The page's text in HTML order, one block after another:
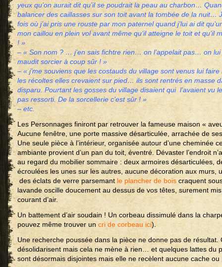
yeux qu’on aurait dit qu’il se poudrait la peau au charbon…
balancer des caillasses sur son toit avant la tombée de la nuit…
fois où j’ai pris une rouste par mon paternel quand j’lui ai dit
mon caillou en plein vol avant même qu’il atteigne le toit et qu’il
! »
– « Son nom ? … j’en sais fichtre rien… on l’appelait pas… on
maudit sorcier à coup sûr ! »
– « j’me souviens que les costauds du village sont venus lui
les récoltes elles crevaient sur pied… ils sont rentrés en masse
disparu. Pourtant les gosses du village disaient qui l’avaient vu
pas ressorti. De la sorcellerie c’est sûr ! »
– etc.
Les Personnages finiront par retrouver la fameuse maison «
Aucune fenêtre, une porte massive désarticulée, arrachée de
Une seule pièce à l’intérieur, organisée autour d’une cheminée
ambiante provient d’un pan du toit, éventré. Dévaster l’endroit
au regard du mobilier sommaire : deux armoires désarticulées,
écroulées les unes sur les autres, aucune décoration aux murs,
des éclats de verre parsemant le plancher de bois craquent
lavande oscille doucement au dessus de vos têtes, surement
courant d’air.
Un battement d’air soudain ! Un corbeau dissimulé dans la
pouvez même trouver un cri de corbeau ici).
Une recherche poussée dans la pièce ne donne pas de
désolidarisent mais cela ne mène à rien… et quelques lattes du
sont désormais disjointes mais elle ne recèlent aucune cache ou